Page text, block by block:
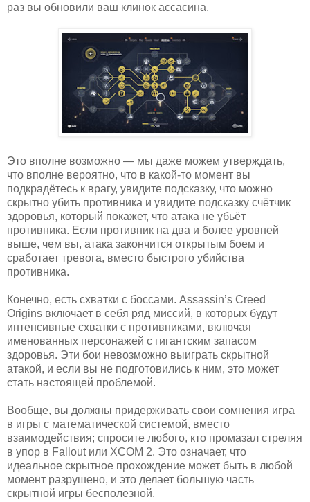
раз вы обновили ваш клинок ассасина.
Это вполне возможно — мы даже можем утверждать,
что вполне вероятно, что в какой-то момент вы
подкрадётесь к врагу, увидите подсказку, что можно
скрытно убить противника и увидите подсказку счётчик
здоровья, который покажет, что атака не убьёт
противника. Если противник на два и более уровней
выше, чем вы, атака закончится открытым боем и
сработает тревога, вместо быстрого убийства
противника.
Конечно, есть схватки с боссами. Assassin’s Creed
Origins включает в себя ряд миссий, в которых будут
интенсивные схватки с противниками, включая
именованных персонажей с гигантским запасом
здоровья. Эти бои невозможно выиграть скрытной
атакой, и если вы не подготовились к ним, это может
стать настоящей проблемой.
Вообще, вы должны придерживать свои сомнения игра
в игры с математической системой, вместо
взаимодействия; спросите любого, кто промазал стреляя
в упор в Fallout или XCOM 2. Это означает, что
идеальное скрытное прохождение может быть в любой
момент разрушено, и это делает большую часть
скрытной игры бесполезной.